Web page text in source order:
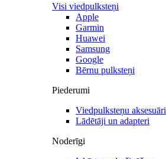
Visi viedpulksteņi
Apple
Garmin
Huawei
Samsung
Google
Bērnu pulksteņi
Piederumi
Viedpulksteņu aksesuāri
Lādētāji un adapteri
Noderīgi